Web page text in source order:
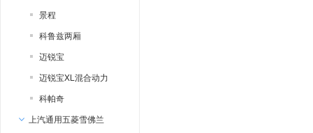
景程
科鲁兹两厢
迈锐宝
迈锐宝XL混合动力
科帕奇
上汽通用五菱雪佛兰